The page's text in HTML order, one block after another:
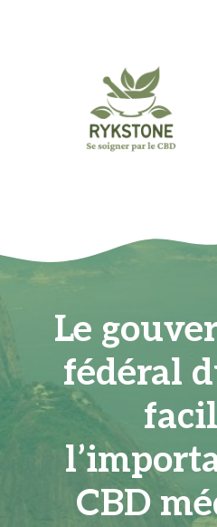
Le
fédéral
CBD